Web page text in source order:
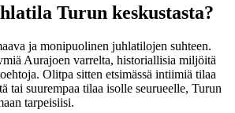
Turun keskustasta?
ja monipuolinen juhlatilojen suhteen.
Aurajoen varrelta, historiallisia miljöitä
Olitpa sitten etsimässä intiimiä tilaa
tai suurempaa tilaa isolle seurueelle, Turun
tarpeisiisi.